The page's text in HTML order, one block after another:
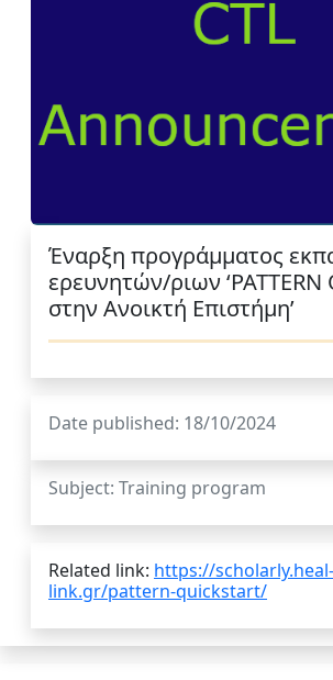
Έναρξη προγράμματος
ερευνητών/ριων
στην Ανοικτή Επιστήμη’
Date published: 18/10/2024
Subject: Training program
Related link: https://scholarly.heal-
link.gr/pattern-quickstart/